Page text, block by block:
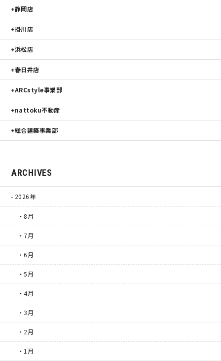
静岡店
掛川店
浜松店
春日井店
ARCstyle事業部
nattoku不動産
総合建築事業部
ARCHIVES
2026年
・8月
・7月
・6月
・5月
・4月
・3月
・2月
・1月